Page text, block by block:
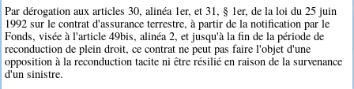
Par dérogation aux articles 30, alinéa 1er, et 31, § 1er, de la loi du 25 juin
1992 sur le contrat d'assurance terrestre, à partir de la notification par le
Fonds, visée à l'article 49bis, alinéa 2, et jusqu'à la fin de la période de
reconduction de plein droit, ce contrat ne peut pas faire l'objet d'une
opposition à la reconduction tacite ni être résilié en raison de la survenance
d'un sinistre.